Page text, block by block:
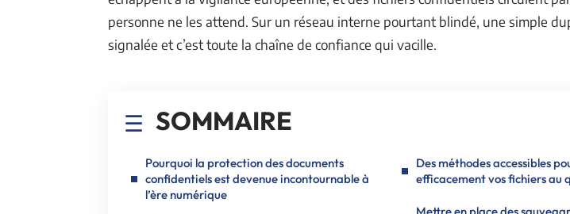
personne ne les attend. Sur un réseau interne pourtant blindé, une simple
signalée et c’est toute la chaîne de confiance qui vacille.
SOMMAIRE
Pourquoi la protection des documents
confidentiels est devenue incontournable à
l’ère numérique
Des méthodes accessibles
efficacement vos fichiers au